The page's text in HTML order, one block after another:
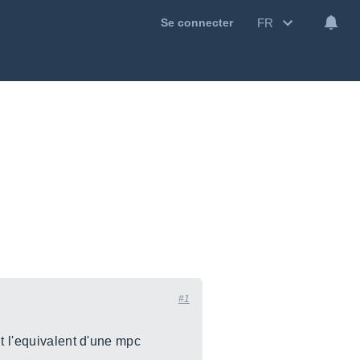
Se connecter FR
#1
l'equivalent d'une mpc